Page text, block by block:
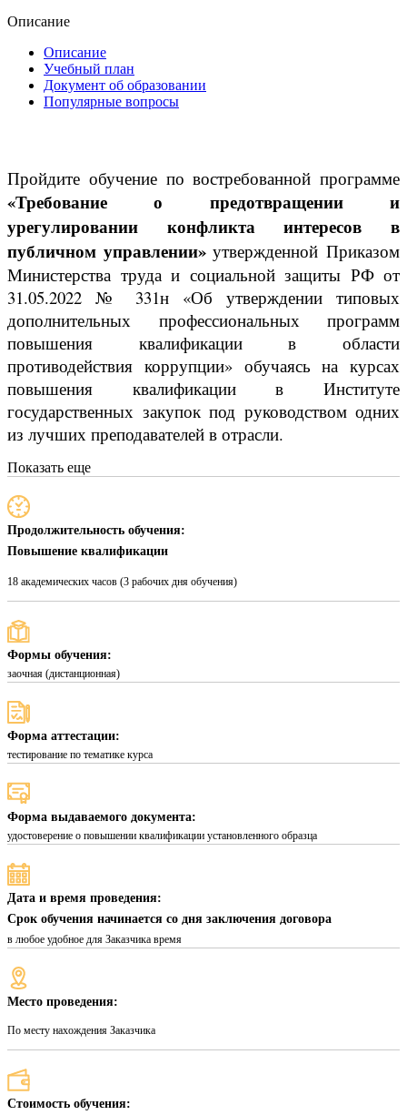
Описание
Описание
Учебный план
Документ об образовании
Популярные вопросы
Пройдите обучение по востребованной программе
«Требование о предотвращении и
урегулировании конфликта интересов в
публичном управлении»утвержденной Приказом
Министерства труда и социальной защиты РФ от
31.05.2022 № 331н «Об утверждении типовых
дополнительных профессиональных программ
повышения квалификации в области
противодействия коррупции» обучаясь на курсах
повышения квалификации в Институте
государственных закупок под руководством одних
из лучших преподавателей в отрасли.
Показать еще
Продолжительность обучения:
Повышение квалификации
18 академических часов (3 рабочих дня обучения)
Формы обучения:
заочная (дистанционная)
Форма аттестации:
тестирование по тематике курса
Форма выдаваемого документа:
удостоверение о повышении квалификации установленного образца
Дата и время проведения:
Срок обучения начинается со дня заключения договора
в любое удобное для Заказчика время
Место проведения:
По месту нахождения Заказчика
Стоимость обучения: